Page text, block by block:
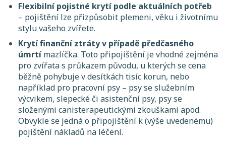
Flexibilní pojistné krytí podle aktuálních potřeb
– pojištění lze přizpůsobit plemeni, věku i životnímu
stylu vašeho zvířete.
Krytí finanční ztráty v případě předčasného
úmrtímazlíčka. Toto připojištění je vhodné zejména
pro zvířata s průkazem původu, u kterých se cena
běžně pohybuje v desítkách tisíc korun, nebo
například pro pracovní psy – psy se služebním
výcvikem, slepecké či asistenční psy, psy se
složenými canisterapeutickými zkouškami apod.
Obvykle se jedná o připojištění k (výše uvedenému)
pojištění nákladů na léčení.